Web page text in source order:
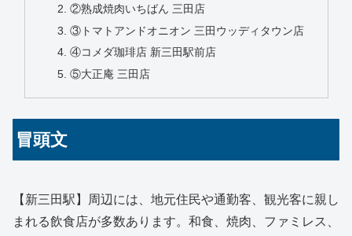
②熟成焼肉いちばん 三田店
③トマトアンドオニオン 三田ウッディタウン店
④コメダ珈琲店 新三田駅前店
⑤大正庵 三田店
冒頭文
【新三田駅】周辺には、地元住民や通勤客、観光客に親し
まれる飲食店が多数あります。和食、焼肉、ファミレス、